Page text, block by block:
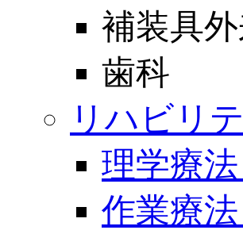
補装具
歯科
リハビリ
理学療法
作業療法